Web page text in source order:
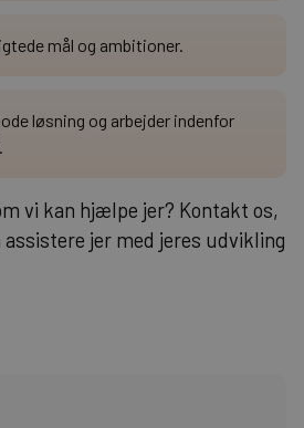
mål og ambitioner.
løsning og arbejder indenfor
vi kan hjælpe jer? Kontakt os,
assistere jer med jeres udvikling